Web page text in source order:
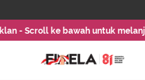
Iklan - Scroll ke bawah untuk